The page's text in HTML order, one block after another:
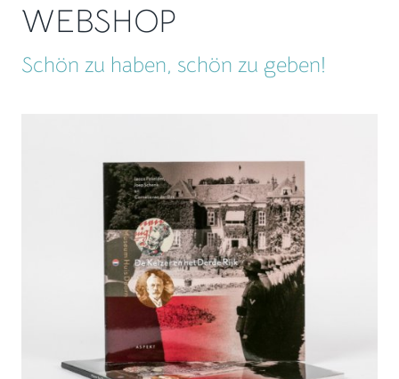
WEBSHOP
Schön zu haben, schön zu geben!